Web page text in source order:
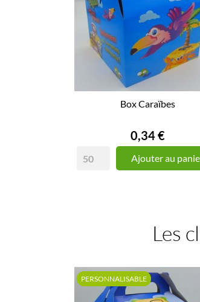
Box Caraïbes
Prix
0,34 €
Ajouter au
Les
PERSONNALISABLE